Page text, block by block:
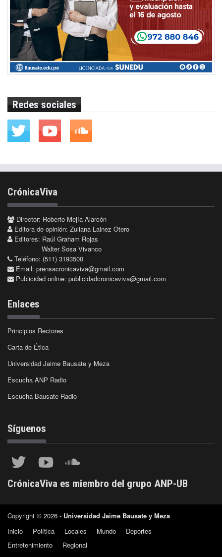
Redes sociales
CrónicaViva
Director: Roberto Mejía Alarcón
Editora de opinión: Zuliana Lainez Otero
Editores: Raúl Graham Rojas
Walter Sosa Vivanco
Teléfono: (511) 3193500
Email: prensacronicaviva@gmail.com
Publicidad online: publicidadcronicaviva@gmail.com
Enlaces
Principios Rectores
Carta de Ética
Universidad Jaime Bausate y Meza
Escucha ANP Radio
Escucha Bausate Radio
Síguenos
CrónicaViva es miembro del grupo ANP-UB
Copyright © 2026 - Universidad Jaime Bausate y Meza
Inicio
Política Locales Mundo
Deportes
Entretenimiento
Regional